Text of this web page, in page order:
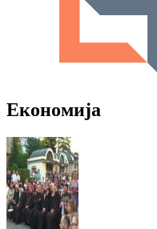
Економија